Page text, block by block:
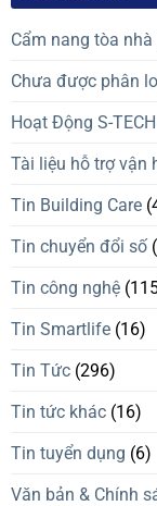
Cẩm nang tòa nhà
Chưa được phân
Hoạt Động S-TECH
Tài liệu hỗ trợ vận
Tin Building Care
Tin chuyển đổi số
Tin công nghệ
Tin Smartlife (16)
Tin Tức (296)
Tin tức khác (16)
Tin tuyển dụng (6)
Văn bản & Chính